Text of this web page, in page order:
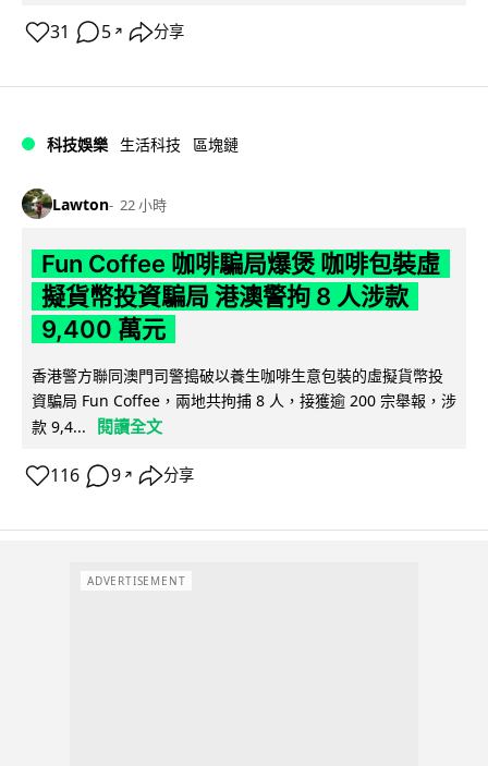
31 5 ↗ 分享
科技娛樂 生活科技 區塊鏈
Lawton 22 小時
Fun Coffee 咖啡騙局爆煲 咖啡包裝虛
擬貨幣投資騙局 港澳警拘 8 人涉款
9,400 萬元
香港警方聯同澳門司警搗破以養生咖啡生意包裝的虛擬貨幣投
資騙局 Fun Coffee，兩地共拘捕 8 人，接獲逾 200 宗舉報，涉
款 9,4...
閱讀全文
116 9 ↗ 分享
ADVERTISEMENT